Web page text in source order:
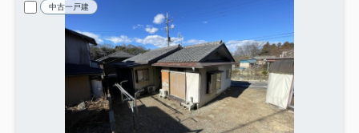
中古一戸建